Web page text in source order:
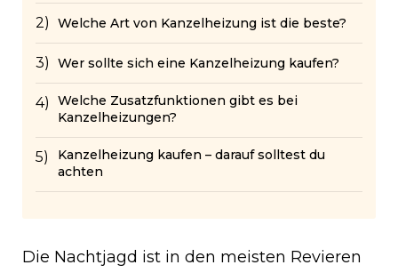
Welche Art von Kanzelheizung ist die beste?
Wer sollte sich eine Kanzelheizung kaufen?
Welche Zusatzfunktionen gibt es bei
Kanzelheizungen?
Kanzelheizung kaufen – darauf solltest du
achten
Die Nachtjagd ist in den meisten Revieren